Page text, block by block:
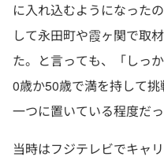
に入れ込むようになった
して永田町や霞ヶ関で取
た。と言っても、「しっ
0歳か50歳で満を持して
一つに置いている程度だっ
当時はフジテレビでキャ